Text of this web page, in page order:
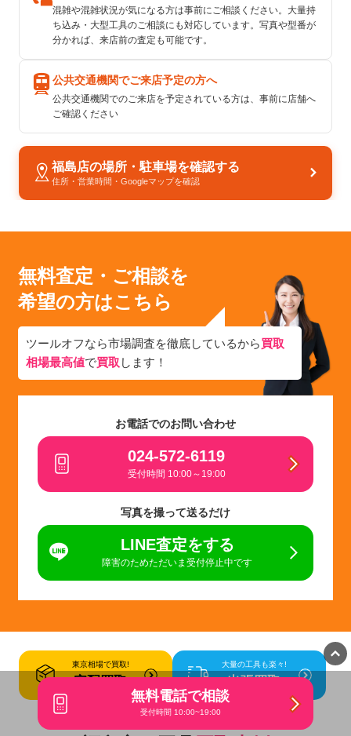
無料電話で相談
受付時間 10:00~19:00
混雑や混雑状況が気になる方は事前にご相談ください。大量持
ち込み・大型工具のご相談にも対応しています。写真や型番が
分かれば、来店前の査定も可能です。
公共交通機関でご来店予定の方へ
公共交通機関でのご来店を予定されている方は、事前に店舗へ
ご確認ください
福島店の場所・駐車場を確認する
住所・営業時間・Googleマップを確認
無料査定・ご相談を
希望の方はこちら
ツールオフなら市場調査を徹底しているから買取
相場最高値で買取 します！
お電話でのお問い合わせ
024-572-6119
受付時間 10:00～19:00
写真を撮って送るだけ
LINE査定をする
障害のためただいま受付停止中です
東京相場で買取!
宅配買取
大量の工具も楽々!
出張買取